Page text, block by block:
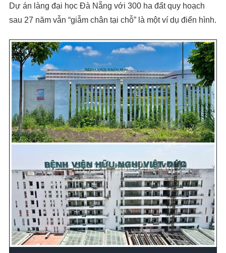
Dự án làng đại học Đà Nẵng với 300 ha đất quy hoạch
sau 27 năm vẫn “giẫm chân tại chỗ” là một ví dụ điển hình.